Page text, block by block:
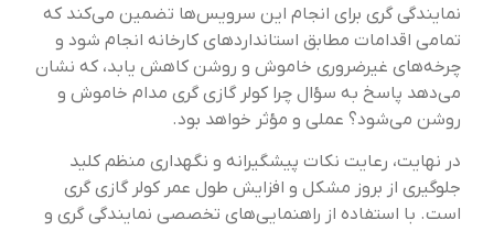
نمایندگی گری برای انجام این سرویس‌ها تضمین می‌کند که
تمامی اقدامات مطابق استانداردهای کارخانه انجام شود و
چرخه‌های غیرضروری خاموش و روشن کاهش یابد، که نشان
می‌دهد پاسخ به سؤال چرا کولر گازی گری مدام خاموش و
روشن می‌شود؟ عملی و مؤثر خواهد بود.
در نهایت، رعایت نکات پیشگیرانه و نگهداری منظم کلید
جلوگیری از بروز مشکل و افزایش طول عمر کولر گازی گری
است. با استفاده از راهنمایی‌های تخصصی نمایندگی گری و